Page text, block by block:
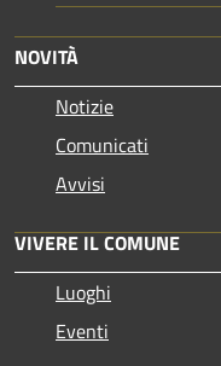
NOVITÀ
Notizie
Comunicati
Avvisi
VIVERE IL COMUNE
Luoghi
Eventi